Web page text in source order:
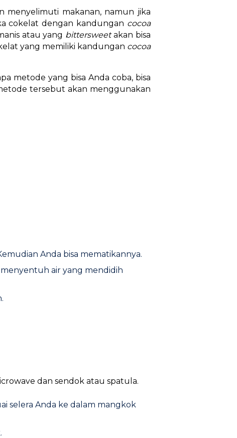
menyelimuti makanan, namun jika
cokelat dengan kandungan cocoa
atau yang bittersweetakan bisa
yang memiliki kandungan cocoa
metode yang bisa Anda coba, bisa
tersebut akan menggunakan
Anda bisa mematikannya.
air yang mendidih
dan sendok atau spatula.
selera Anda ke dalam mangkok